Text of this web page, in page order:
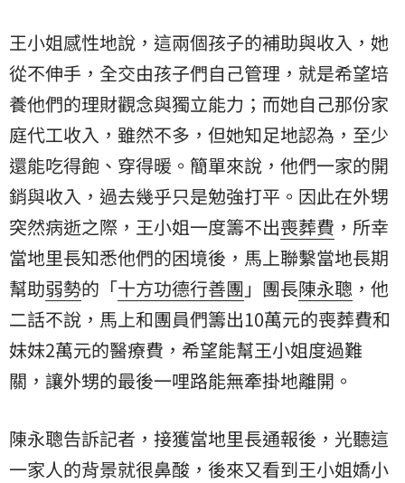
王小姐感性地說，這兩個孩子的補助與收入，她
從不伸手，全交由孩子們自己管理，就是希望培
養他們的理財觀念與獨立能力；而她自己那份家
庭代工收入，雖然不多，但她知足地認為，至少
還能吃得飽、穿得暖。簡單來說，他們一家的開
銷與收入，過去幾乎只是勉強打平。因此在外甥
突然病逝之際，王小姐一度籌不出喪葬費 ，所幸
當地里長知悉他們的困境後，馬上聯繫當地長期
幫助弱勢的「十方功德行善團 」團長陳永聰 ，他
二話不說，馬上和團員們籌出10萬元的喪葬費和
妹妹2萬元的醫療費，希望能幫王小姐度過難
關，讓外甥的最後一哩路能無牽掛地離開。
陳永聰告訴記者，接獲當地里長通報後，光聽這
一家人的背景就很鼻酸，後來又看到王小姐嬌小